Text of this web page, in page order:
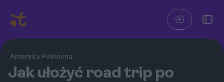
Ameryka Północna
Jak ułożyć road trip po